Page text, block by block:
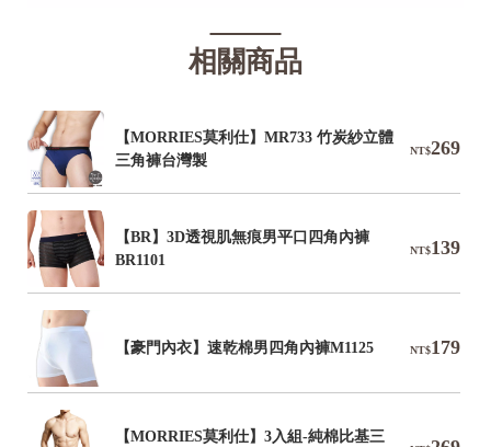
相關商品
NT$269
【MORRIES莫利仕】MR733 竹炭紗立體
三角褲台灣製
NT$139
【BR】3D透視肌無痕男平口四角內褲
BR1101
NT$179
【豪門內衣】速乾棉男四角內褲M1125
【MORRIES莫利仕】3入組-純棉比基三